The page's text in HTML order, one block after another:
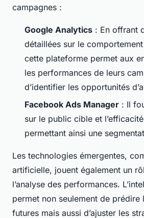
campagnes :
Google Analytics : En offrant
détaillées sur le
cette plateforme permet aux
les performances de leurs
d’identifier les opportunités
Facebook Ads Manager : Il
sur le public cible et
permettant ainsi une
Les technologies émergentes,
artificielle, jouent également un
l’analyse des performances.
permet non seulement de prédire
futures mais aussi d’ajuster les